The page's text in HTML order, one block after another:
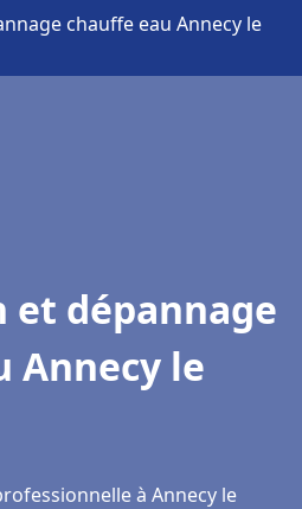
chauffe eau Annecy le
dépannage
Annecy le
à Annecy le